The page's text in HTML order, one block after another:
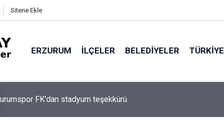
Sitene Ekle
ERZURUM İLÇELER BELEDIYELER TÜRKIYE
Katıldı